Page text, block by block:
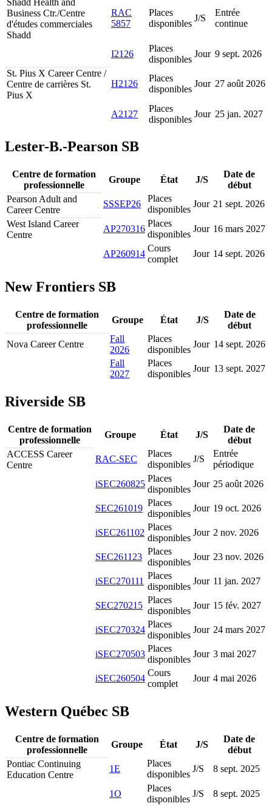
Business Ctr./Centre
d'études commerciales
Shadd
RAC
5857
Places
disponibles
J/S
Entrée
continue
I2126
Places
disponibles
Jour 9 sept. 2026
St. Pius X Career Centre /
Centre de carrières St.
Pius X
H2126
Places
disponibles
Jour 27 août 2026
A2127
Places
disponibles
Jour 25 jan. 2027
Lester-B.-Pearson SB
Centre de formation
professionnelle
Groupe État J/S
Date de
début
Pearson Adult and
Career Centre
SSSEP26
Places
disponibles
Jour 21 sept. 2026
West Island Career
Centre
AP270316
Places
disponibles
Jour 16 mars 2027
AP260914
Cours
complet
Jour 14 sept. 2026
New Frontiers SB
Centre de formation
professionnelle
Groupe État J/S
Date de
début
Nova Career Centre
Fall
2026
Places
disponibles
Jour 14 sept. 2026
Fall
2027
Places
disponibles
Jour 13 sept. 2027
Riverside SB
Centre de formation
professionnelle
Groupe État J/S
Date de
début
ACCESS Career
Centre
RAC-SEC
Places
disponibles
J/S
Entrée
périodique
iSEC260825
Places
disponibles
Jour 25 août 2026
SEC261019
Places
disponibles
Jour 19 oct. 2026
iSEC261102
Places
disponibles
Jour 2 nov. 2026
SEC261123
Places
disponibles
Jour 23 nov. 2026
iSEC270111
Places
disponibles
Jour 11 jan. 2027
SEC270215
Places
disponibles
Jour 15 fév. 2027
iSEC270324
Places
disponibles
Jour 24 mars 2027
iSEC270503
Places
disponibles
Jour 3 mai 2027
iSEC260504
Cours
complet
Jour 4 mai 2026
Western Québec SB
Centre de formation
professionnelle
Groupe État J/S
Date de
début
Pontiac Continuing
Education Centre
1E
Places
disponibles
J/S 8 sept. 2025
1O
Places
disponibles
J/S 8 sept. 2025